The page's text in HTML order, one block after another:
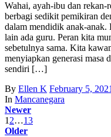
Wahai, ayah-ibu dan rekan-
berbagi sedikit pemikiran
dalam mendidik anak-
lain ada guru. Peran kita
sebetulnya sama. Kita
menyiapkan generasi masa
sendiri […]
By Ellen K February 5,
In Mancanegara
Newer
12…13
Older